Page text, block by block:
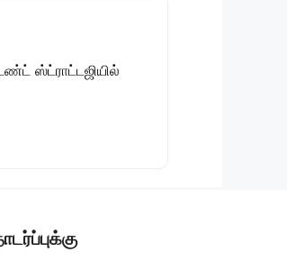
ஸ்ட்ராட்டஜியில்